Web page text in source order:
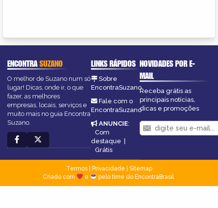
ENCONTRASUZANO
O melhor de Suzano num só
lugar! Dicas, onde ir, o que
fazer, as melhores
empresas, locais, serviços e
muito mais no guia Encontra
Suzano.
LINKS RÁPIDOS
Sobre
EncontraSuzano
Fale com o
EncontraSuzano
ANUNCIE:
Com
destaque |
Grátis
NOVIDADES POR E-
MAIL
Receba grátis as
principais notícias,
dicas e promoções
Termos| Privacidade
Sitemap
Criado com
e pelo time do EncontraBrasil